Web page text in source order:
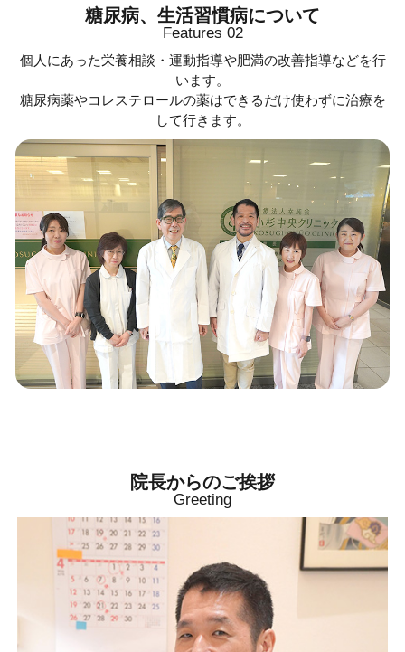
糖尿病、生活習慣病について
Features 02
個人にあった栄養相談・運動指導や肥満の改善指導などを行
います。
糖尿病薬やコレステロールの薬はできるだけ使わずに治療を
して行きます。
院長からのご挨拶
Greeting